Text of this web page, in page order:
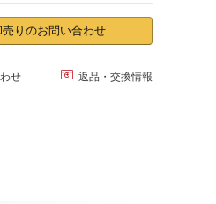
売りのお問い合わせ
せ  返品・交換情報